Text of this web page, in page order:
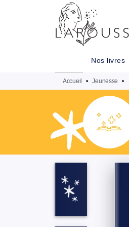
MENU
Nos livres
Accueil • Jeunesse •